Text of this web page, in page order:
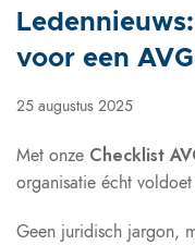
voor een
25 augustus 2025
Met onze Checklist
organisatie écht
Geen juridisch jargon,